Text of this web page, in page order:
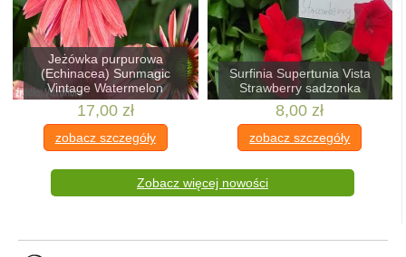
Jeżówka purpurowa
(Echinacea) Sunmagic
Vintage Watermelon
17,00 zł
zobacz szczegóły
Surfinia Supertunia Vista
Strawberry sadzonka
8,00 zł
zobacz szczegóły
Zobacz więcej nowości